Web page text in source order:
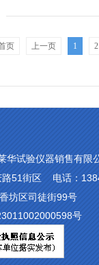
页 上一页 1 2
华试验仪器销售有
路51街区 电话：
坊区司徒街99号
号